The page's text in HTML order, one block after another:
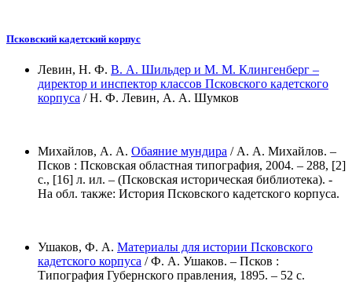
Псковский кадетский корпус
Левин, Н. Ф. В. А. Шильдер и М. М. Клингенберг –
директор и инспектор классов Псковского кадетского
корпуса / Н. Ф. Левин, А. А. Шумков
Михайлов, А. А. Обаяние мундира / А. А. Михайлов. –
Псков : Псковская областная типография, 2004. – 288, [2]
с., [16] л. ил. – (Псковская историческая библиотека). -
На обл. также: История Псковского кадетского корпуса.
Ушаков, Ф. А. Материалы для истории Псковского
кадетского корпуса / Ф. А. Ушаков. – Псков :
Типография Губернского правления, 1895. – 52 с.